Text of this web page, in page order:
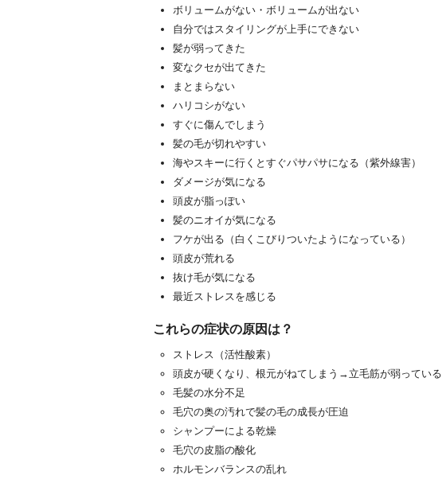
ボリュームがない・ボリュームが出ない
自分ではスタイリングが上手にできない
髪が弱ってきた
変なクセが出てきた
まとまらない
ハリコシがない
すぐに傷んでしまう
髪の毛が切れやすい
海やスキーに行くとすぐパサパサになる（紫外線害）
ダメージが気になる
頭皮が脂っぽい
髪のニオイが気になる
フケが出る（白くこびりついたようになっている）
頭皮が荒れる
抜け毛が気になる
最近ストレスを感じる
これらの症状の原因は？
ストレス（活性酸素）
頭皮が硬くなり、根元がねてしまう→立毛筋が弱っている
毛髪の水分不足
毛穴の奥の汚れで髪の毛の成長が圧迫
シャンプーによる乾燥
毛穴の皮脂の酸化
ホルモンバランスの乱れ